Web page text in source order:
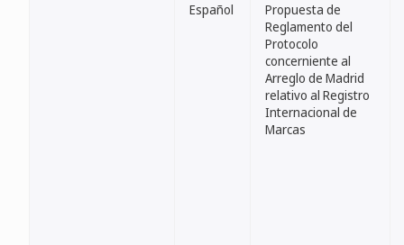
Español
Propuesta de
Reglamento del
Protocolo
concerniente al
Arreglo de Madrid
relativo al Registro
Internacional de
Marcas